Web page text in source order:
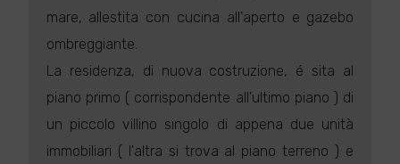
mare, allestita con cucina all'aperto e gazebo
ombreggiante.
La residenza, di nuova costruzione, é sita al
piano primo ( corrispondente all'ultimo piano ) di
un piccolo villino singolo di appena due unità
immobiliari ( l'altra si trova al piano terreno ) e